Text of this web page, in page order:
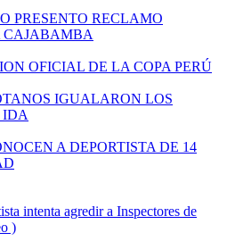
PRESENTO RECLAMO
CAJABAMBA
OFICIAL DE LA COPA PERÚ
IGUALARON LOS
IDA
A DEPORTISTA DE 14
intenta agredir a Inspectores de
)